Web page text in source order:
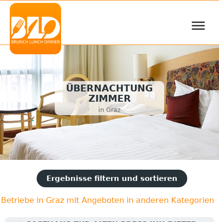
≡
ÜBERNACHTUNG
ZIMMER
in Graz
Ergebnisse filtern und sortieren
Betriebe in Graz mit Angeboten in anderen Kategorien